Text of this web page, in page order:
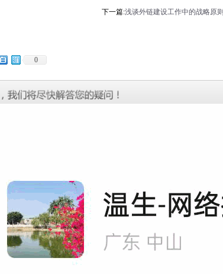
下一篇:浅谈外链建设工作中的战略原则
0